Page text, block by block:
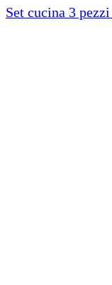
Set cucina 3